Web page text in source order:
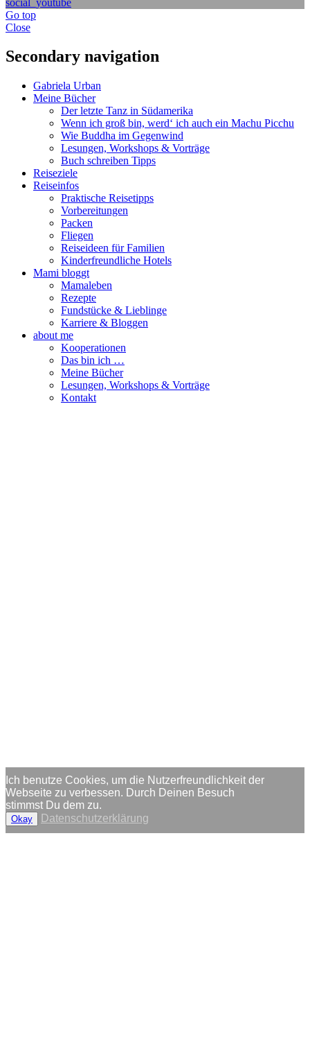
Go top
Close
Secondary navigation
Gabriela Urban
Meine Bücher
Der letzte Tanz in Südamerika
Wenn ich groß bin, werd‘ ich auch ein Machu Picchu
Wie Buddha im Gegenwind
Lesungen, Workshops & Vorträge
Buch schreiben Tipps
Reiseziele
Reiseinfos
Praktische Reisetipps
Vorbereitungen
Packen
Fliegen
Reiseideen für Familien
Kinderfreundliche Hotels
Mami bloggt
Mamaleben
Rezepte
Fundstücke & Lieblinge
Karriere & Bloggen
about me
Kooperationen
Das bin ich …
Meine Bücher
Lesungen, Workshops & Vorträge
Kontakt
Ich benutze Cookies, um die Nutzerfreundlichkeit der
Webseite zu verbessen. Durch Deinen Besuch
stimmst Du dem zu.
Okay Datenschutzerklärung